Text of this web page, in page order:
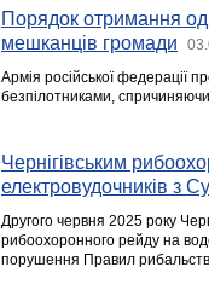
Порядок отримання
мешканців громади
Армія російської федерації
безпілотниками,
Чернігівським
електровудочників з
Другого червня 2025 року
рибоохоронного рейду на
порушення Правил